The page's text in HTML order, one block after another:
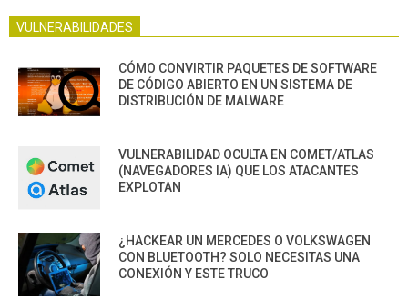
VULNERABILIDADES
CÓMO CONVIRTIR PAQUETES DE SOFTWARE
DE CÓDIGO ABIERTO EN UN SISTEMA DE
DISTRIBUCIÓN DE MALWARE
VULNERABILIDAD OCULTA EN COMET/ATLAS
(NAVEGADORES IA) QUE LOS ATACANTES
EXPLOTAN
¿HACKEAR UN MERCEDES O VOLKSWAGEN
CON BLUETOOTH? SOLO NECESITAS UNA
CONEXIÓN Y ESTE TRUCO